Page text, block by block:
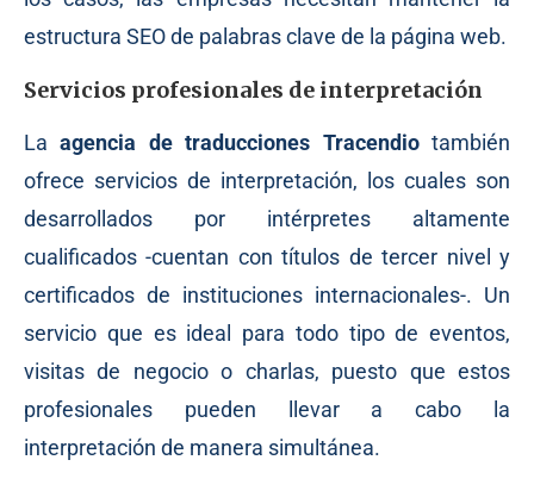
estructura SEO de palabras clave de la página web.
Servicios profesionales de interpretación
Laagencia de traducciones Tracendiotambién
ofrece servicios de interpretación, los cuales son
desarrollados por intérpretes altamente
cualificados -cuentan con títulos de tercer nivel y
certificados de instituciones internacionales-. Un
servicio que es ideal para todo tipo de eventos,
visitas de negocio o charlas, puesto que estos
profesionales pueden llevar a cabo la
interpretación de manera simultánea.